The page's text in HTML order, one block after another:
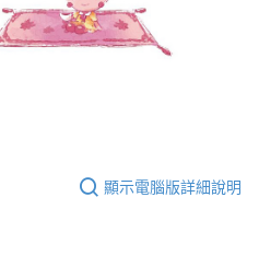
顯示電腦版詳細說明